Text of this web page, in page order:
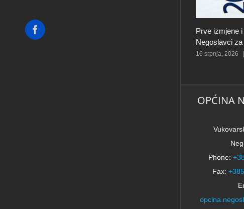
Facebook
Prve izmjene
Negoslavci
16 srpnja, 2026
OPĆINA
Phone:
Fax: